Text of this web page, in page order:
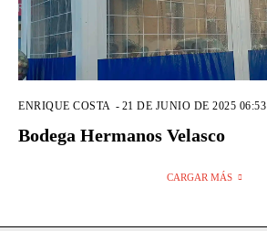
ENRIQUE COSTA - 21 DE JUNIO DE 2025 06:53
Bodega Hermanos Velasco
CARGAR MÁS